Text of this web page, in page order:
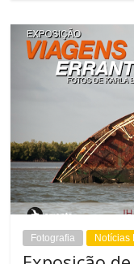
Fotografia Notícias